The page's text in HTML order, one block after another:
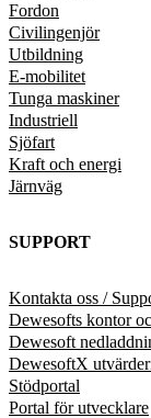
Fordon
Civilingenjör
Utbildning
E-mobilitet
Tunga maskiner
Industriell
Sjöfart
Kraft och energi
Järnväg
SUPPORT
Kontakta oss /
Dewesofts kontor
Dewesoft
DewesoftX
Stödportal
Portal för utvecklare